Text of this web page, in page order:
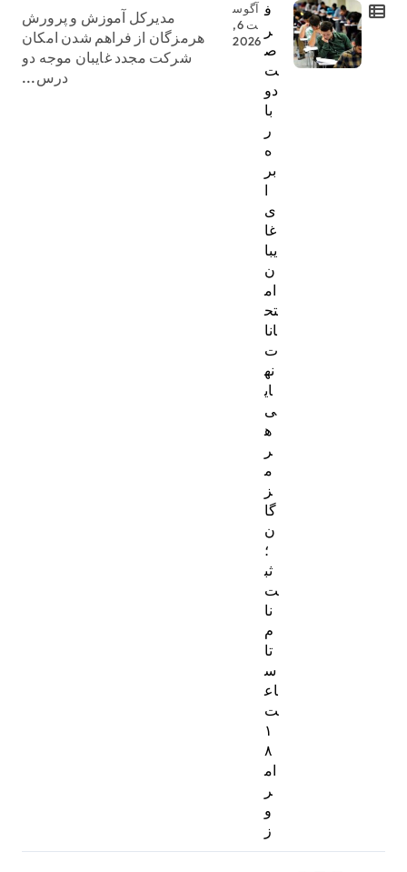
ف
ر
ص
ت
دو
با
ر
ه
بر
ا
ی
غا
یبا
ن
ام
تح
انا
ت
نه
ای
ی
ه
ر
م
ز
گا
ن
؛
ثب
ت‌
نا
م
تا
س
اع
ت
۱
۸
ام
ر
و
ز
آگوس
ت 6,
2026
مدیرکل آموزش و پرورش
هرمزگان از فراهم شدن امکان
شرکت مجدد غایبان موجه دو
درس...